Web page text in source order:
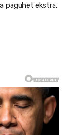
paguhet ekstra.